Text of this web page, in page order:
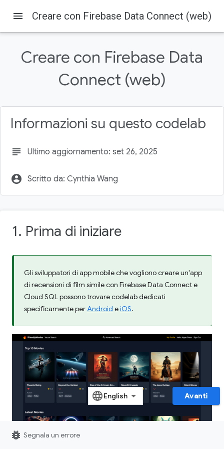
Firebase Codelabs
Su questa pagina
1. Prima di iniziare
Che cosa ti serve
menu Creare con Firebase Data Connect (web)
Creare con Firebase Data
Connect (web)
Informazioni su questo codelab
subject Ultimo aggiornamento: set 26, 2025
account_circle Scritto da: Cynthia Wang
1. Prima di iniziare
Gli sviluppatori di app mobile che vogliono creare un'app
di recensioni di film simile con Firebase Data Connect e
Cloud SQL possono trovare codelab dedicati
specificamente perAndroid eiOS.
Avanti
bug_report Segnala un errore